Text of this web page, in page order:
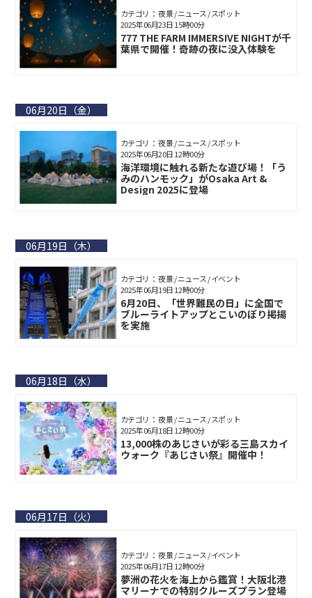
カテゴリ： 夜景 / ニュース / スポット
777 THE FARM IMMERSIVE NIGHTが千
葉県で開催！奇跡の夜に没入体験を
2025年06月23日 15時00分
06月20日（金）
カテゴリ： 夜景 / ニュース / スポット
海洋環境に触れる新たな遊び場！「う
みのハンモック」がOsaka Art &
Design 2025に登場
2025年06月20日 12時00分
06月19日（木）
カテゴリ： 夜景 / ニュース / イベント
6月20日、「世界難民の日」に全国で
ブルーライトアップとこいのぼり掲揚
を実施
2025年06月19日 12時00分
06月18日（水）
カテゴリ： 夜景 / ニュース / スポット
13,000株のあじさいが彩る三島スカイ
ウォーク『あじさい祭』開催中！
2025年06月18日 12時00分
06月17日（火）
カテゴリ： 夜景 / ニュース / イベント
夢洲の花火を海上から鑑賞！大阪北港
マリーナでの特別クルーズプラン登場
2025年06月17日 12時00分